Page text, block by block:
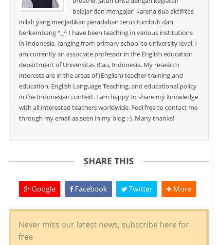
belajar dan mengajar, karena dua aktifitas
inilah yang menjadikan peradaban terus tumbuh dan
berkembang ^_^ I have been teaching in various institutions
in Indonesia, ranging from primary school to university level. I
am currently an associate professor in the English education
department of Universitas Riau, Indonesia. My research
interests are in the areas of (English) teacher training and
education, English Language Teaching, and educational policy
in the Indonesian context. I am happy to share my knowledge
with all interested teachers worldwide. Feel free to contact me
through my email as seen in my blog :-). Many thanks!
SHARE THIS
Google Facebook Twitter More